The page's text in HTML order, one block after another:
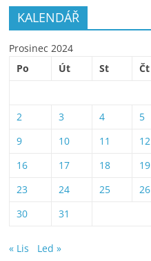
KALENDÁŘ
Prosinec 2024
Po
Út St Čt
2
3 4 5
9
10 11 12
16
17 18 19
23
24 25 26
30
31
« Lis Led »